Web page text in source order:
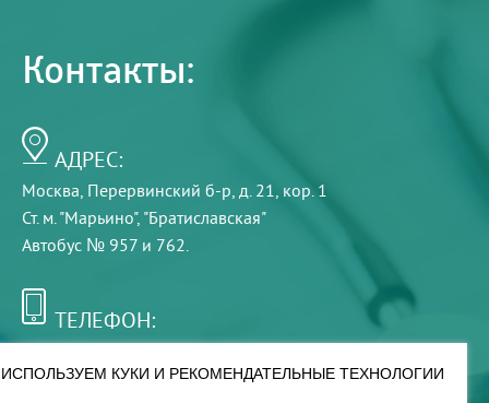
Контакты:
АДРЕС:
Москва, Перервинский б-р, д. 21, кор. 1
Ст. м. "Марьино", "Братиславская"
Автобус № 957 и 762.
ТЕЛЕФОН:
ИСПОЛЬЗУЕМ КУКИ И РЕКОМЕНДАТЕЛЬНЫЕ ТЕХНОЛОГИИ